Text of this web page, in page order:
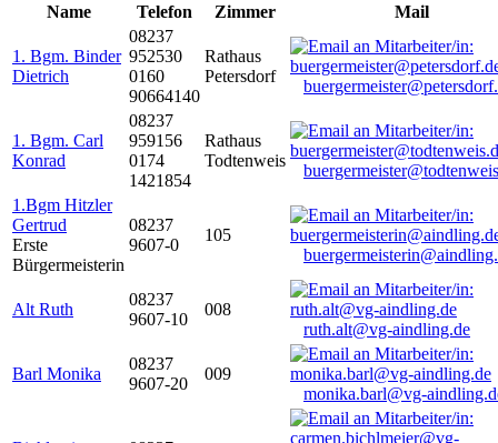
Name
Telefon Zimmer Mail
1. Bgm. Binder
Dietrich
08237
952530
0160
90664140
Rathaus
Petersdorf
1. Bgm. Carl
Konrad
08237
959156
0174
1421854
Rathaus
Todtenweis
1.Bgm Hitzler
Gertrud
Erste
Bürgermeisterin
08237
9607-0
105
Alt Ruth
08237
9607-10
008
ruth.alt@vg-aindling.de
Barl Monika
08237
9607-20
009
monika.barl@vg-